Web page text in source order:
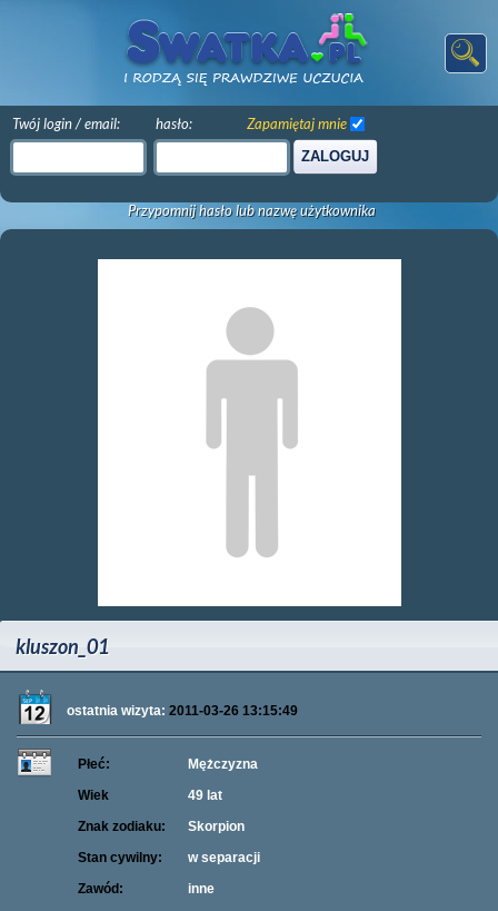
Twój login / email: hasło:
ZALOGUJ
Zapamiętaj mnie
Przypomnij hasło lub nazwę użytkownika
kluszon_01
ostatnia wizyta: 2011-03-26 13:15:49
Płeć:
Mężczyzna
Wiek
49 lat
Znak zodiaku:
Skorpion
Stan cywilny:
w separacji
Zawód:
inne